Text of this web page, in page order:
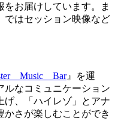
お届けしています。ま
ではセッション映像など
Music Bar』を運
ルなコミュニケーション
げ、「ハイレゾ」とアナ
かさが楽しむことができ